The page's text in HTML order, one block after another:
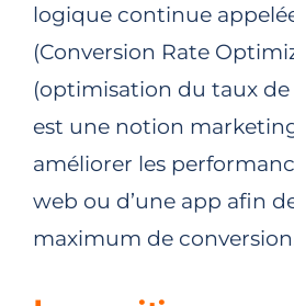
logique continue
(Conversion Rate
(optimisation du taux de
est une notion
améliorer les
web ou d’une app afin
maximum de